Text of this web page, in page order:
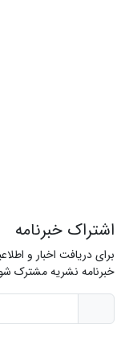
اشتراک خبرنامه
برای دریافت اخبار و
خبرنامه نشریه مشترک